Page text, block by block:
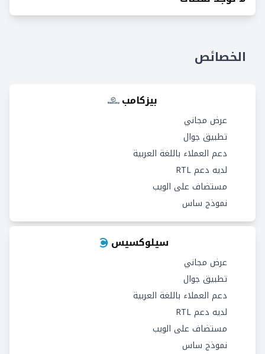
الخصائص
بيزكامب
عرض مجاني
تطبيق جوال
دعم العملاء باللغة العربية
لديه دعم RTL
مستضاف على الويب
نموذج ساس
سيلوكسيس
عرض مجاني
تطبيق جوال
دعم العملاء باللغة العربية
لديه دعم RTL
مستضاف على الويب
نموذج ساس